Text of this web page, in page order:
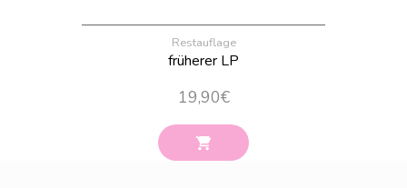
Restauflage
früherer LP
19,90€